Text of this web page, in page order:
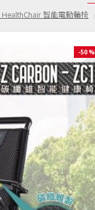
HealthChair 智能電動輪椅
-50 %